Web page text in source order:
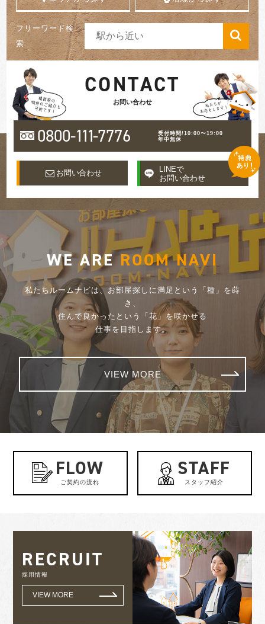
フリーワード検
索
CONTACT
お問い合わせ
0800-111-7776
受付時間/10:00〜19:00
年中無休
お問い合わせ
LINEで
お問い合わせ
WE AREROOM NAVI
私たちルームナビは、お部屋探しに満足という「種」を蒔
き、
住んで良かったという「花」を咲かせる
仕事を目指します。
VIEW MORE
FLOW
ご契約の流れ
STAFF
スタッフ紹介
RECRUIT
採用情報
VIEW MORE